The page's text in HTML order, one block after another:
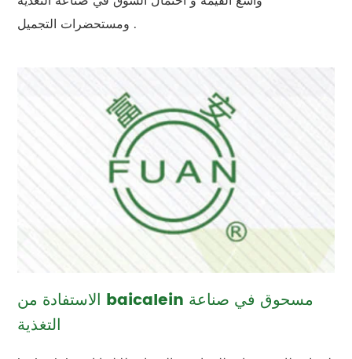
ومستحضرات التجميل .
الاستفادة من baicalein مسحوق في صناعة
التغذية